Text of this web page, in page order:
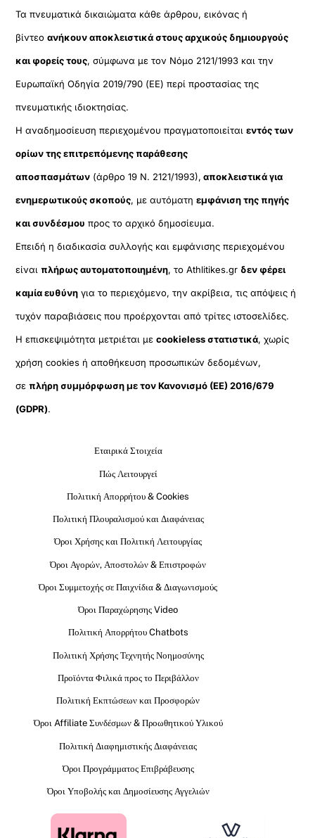
Τα πνευματικά δικαιώματα κάθε άρθρου, εικόνας ή
βίντεοανήκουν αποκλειστικά στους αρχικούς δημιουργούς
και φορείς τους, σύμφωνα με τον Νόμο 2121/1993 και την
Ευρωπαϊκή Οδηγία 2019/790 (ΕΕ) περί προστασίας της
πνευματικής ιδιοκτησίας.
Η αναδημοσίευση περιεχομένου πραγματοποιείταιεντός των
ορίων της επιτρεπόμενης παράθεσης
αποσπασμάτων (άρθρο 19 Ν. 2121/1993), αποκλειστικά για
ενημερωτικούς σκοπούς, με αυτόματηεμφάνιση της πηγής
και συνδέσμου προς το αρχικό δημοσίευμα.
Επειδή η διαδικασία συλλογής και εμφάνισης περιεχομένου
είναιπλήρως αυτοματοποιημένη, το Athlitikes.gr δεν φέρει
καμία ευθύνη για το περιεχόμενο, την ακρίβεια, τις απόψεις ή
τυχόν παραβιάσεις που προέρχονται από τρίτες ιστοσελίδες.
Η επισκεψιμότητα μετριέται μεcookieless στατιστικά, χωρίς
χρήση cookies ή αποθήκευση προσωπικών δεδομένων,
σεπλήρη συμμόρφωση με τον Κανονισμό (ΕΕ) 2016/679
(GDPR).
Εταιρικά Στοιχεία
Πώς Λειτουργεί
Πολιτική Απορρήτου & Cookies
Πολιτική Πλουραλισμού και Διαφάνειας
Όροι Χρήσης και Πολιτική Λειτουργίας
Όροι Αγορών, Αποστολών & Επιστροφών
Όροι Συμμετοχής σε Παιχνίδια & Διαγωνισμούς
Όροι Παραχώρησης Video
Πολιτική Απορρήτου Chatbots
Πολιτική Χρήσης Τεχνητής Νοημοσύνης
Προϊόντα Φιλικά προς το Περιβάλλον
Πολιτική Εκπτώσεων και Προσφορών
Όροι Affiliate Συνδέσμων & Προωθητικού Υλικού
Πολιτική Διαφημιστικής Διαφάνειας
Όροι Προγράμματος Επιβράβευσης
Όροι Υποβολής και Δημοσίευσης Αγγελιών